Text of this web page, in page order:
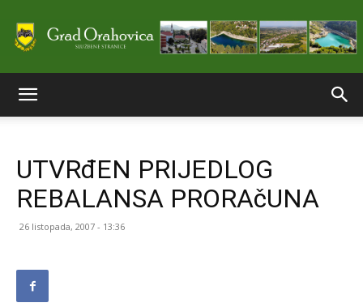
stranice
UTVRđEN PRIJEDLOG
REBALANSA PRORAčUNA
26 listopada, 2007 - 13:36